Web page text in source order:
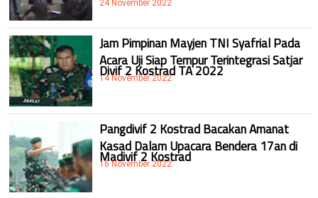
24 November 2022
Jam Pimpinan Mayjen TNI Syafrial Pada
Acara Uji Siap Tempur Terintegrasi Satjar
Divif 2 Kostrad TA 2022
14 November 2022
Pangdivif 2 Kostrad Bacakan Amanat
Kasad Dalam Upacara Bendera 17an di
Madivif 2 Kostrad
16 November 2022